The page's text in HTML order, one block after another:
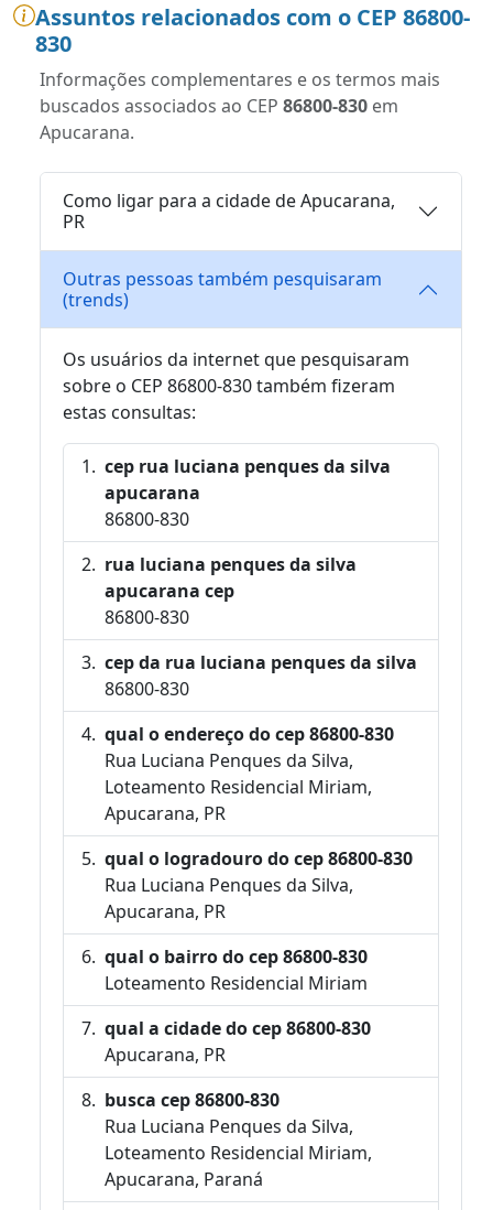
Assuntos relacionados com o CEP 86800-
830
Informações complementares e os termos mais
buscados associados ao CEP 86800-830 em
Apucarana.
Como ligar para a cidade de Apucarana,
PR
Outras pessoas também pesquisaram
(trends)
Os usuários da internet que pesquisaram
sobre o CEP 86800-830 também fizeram
estas consultas:
cep rua luciana penques da silva
apucarana
86800-830
rua luciana penques da silva
apucarana cep
86800-830
cep da rua luciana penques da silva
86800-830
qual o endereço do cep 86800-830
Rua Luciana Penques da Silva,
Loteamento Residencial Miriam,
Apucarana, PR
qual o logradouro do cep 86800-830
Rua Luciana Penques da Silva,
Apucarana, PR
qual o bairro do cep 86800-830
Loteamento Residencial Miriam
qual a cidade do cep 86800-830
Apucarana, PR
busca cep 86800-830
Rua Luciana Penques da Silva,
Loteamento Residencial Miriam,
Apucarana, Paraná